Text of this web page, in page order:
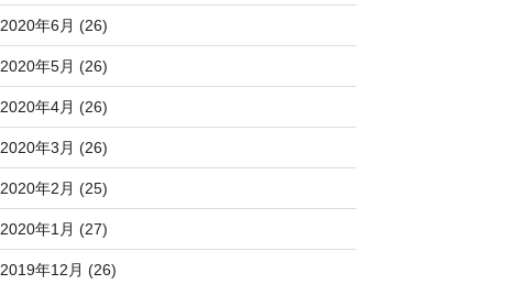
2020年6月 (26)
2020年5月 (26)
2020年4月 (26)
2020年3月 (26)
2020年2月 (25)
2020年1月 (27)
2019年12月 (26)